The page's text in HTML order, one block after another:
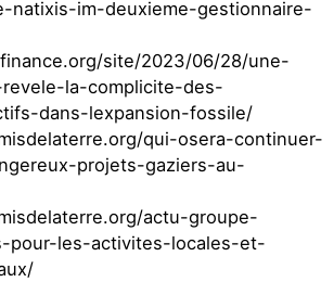
natixis-im-deuxieme-gestionnaire-
site/2023/06/28/une-
la-complicite-des-
dans-lexpansion-fossile/
qui-osera-continuer-
projets-gaziers-au-
actu-groupe-
pour-les-activites-locales-et-